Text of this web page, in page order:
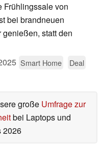
Frühlingssale von
bei brandneuen
statt den
Smart Home
Deal
große Umfrage zur
bei Laptops und
2026